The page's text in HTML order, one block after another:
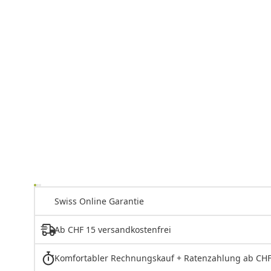
Swiss Online Garantie
Ab CHF 15 versandkostenfrei
Komfortabler Rechnungskauf + Ratenzahlung ab